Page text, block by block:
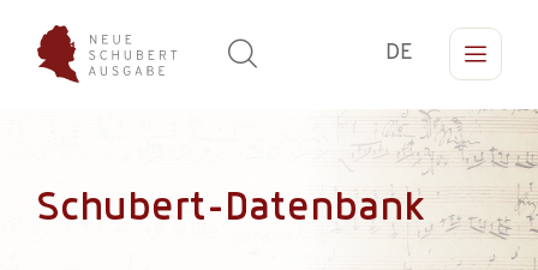
DE
Schubert-Datenbank